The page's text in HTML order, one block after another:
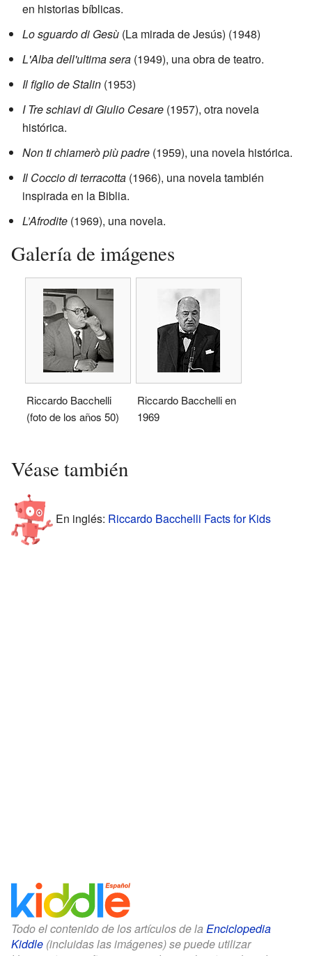
en historias bíblicas.
Lo sguardo di Gesù (La mirada de Jesús) (1948)
L'Alba dell'ultima sera (1949), una obra de teatro.
Il figlio de Stalin (1953)
I Tre schiavi di Giulio Cesare (1957), otra novela
histórica.
Non ti chiamerò più padre (1959), una novela histórica.
Il Coccio di terracotta (1966), una novela también
inspirada en la Biblia.
L’Afrodite (1969), una novela.
Galería de imágenes
Riccardo Bacchelli
(foto de los años 50)
Riccardo Bacchelli en
1969
Véase también
En inglés: Riccardo Bacchelli Facts for Kids
Todo el contenido de los artículos de la Enciclopedia
Kiddle (incluidas las imágenes) se puede utilizar